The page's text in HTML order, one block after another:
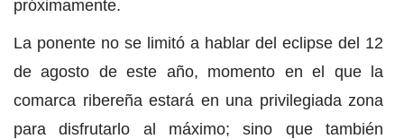
próximamente.
La ponente no se limitó a hablar del eclipse del 12
de agosto de este año, momento en el que la
comarca ribereña estará en una privilegiada zona
para disfrutarlo al máximo; sino que también